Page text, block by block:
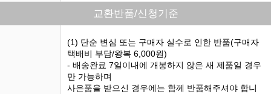
교환반품/신청기준
(1) 단순 변심 또는 구매자 실수로 인한 반품(구매자
택배비 부담/왕복 6,000원)
- 배송완료 7일이내에 개봉하지 않은 새 제품일 경우
만 가능하며
사은품을 받으신 경우에는 함께 반품해주셔야 합니